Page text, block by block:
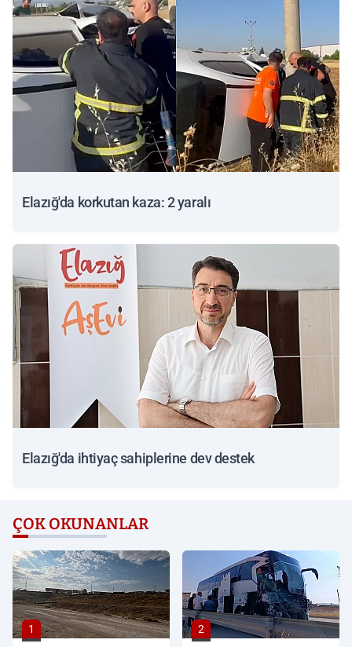
Elazığ'da korkutan kaza: 2 yaralı
Elazığ'da ihtiyaç sahiplerine dev destek
ÇOK OKUNANLAR
1 2